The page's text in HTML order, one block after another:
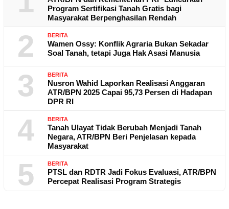
Program Sertifikasi Tanah Gratis bagi
Masyarakat Berpenghasilan Rendah
2 BERITA
Wamen Ossy: Konflik Agraria Bukan Sekadar
Soal Tanah, tetapi Juga Hak Asasi Manusia
3 BERITA
Nusron Wahid Laporkan Realisasi Anggaran
ATR/BPN 2025 Capai 95,73 Persen di Hadapan
DPR RI
4 BERITA
Tanah Ulayat Tidak Berubah Menjadi Tanah
Negara, ATR/BPN Beri Penjelasan kepada
Masyarakat
5 BERITA
PTSL dan RDTR Jadi Fokus Evaluasi, ATR/BPN
Percepat Realisasi Program Strategis